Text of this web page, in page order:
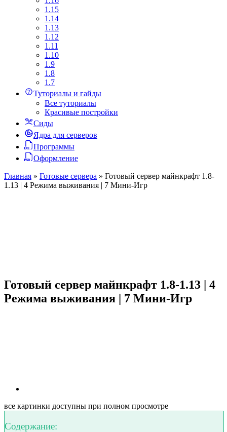
1.15
1.14
1.13
1.12
1.11
1.10
1.9
1.8
1.7
Туториалы и гайды
Все туториалы
Красивые постройки
Сиды
Ядра для серверов
Программы
Оформление
Главная » Готовые сервера » Готовый сервер майнкрафт 1.8-
1.13 | 4 Режима выживания | 7 Мини-Игр
Готовый сервер майнкрафт 1.8-1.13 | 4
Режима выживания | 7 Мини-Игр
все картинки доступны при полном просмотре
Содержание: